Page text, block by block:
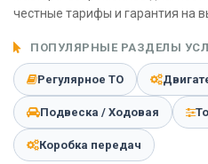
честные тарифы и гарантия на
ПОПУЛЯРНЫЕ РАЗДЕЛЫ
Регулярное ТО
Подвеска / Ходовая
Коробка передач